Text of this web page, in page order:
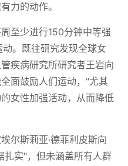
力的动作。
至少进行150分钟中等强
。既往研究发现全球女
疾病研究所研究者王岩向
面鼓励人们运动，"尤其
女性加强活动，从而降低
尔斯莉亚·德菲利皮斯向
扎实"，但未涵盖所有人群